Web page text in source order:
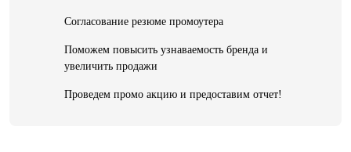
Согласование резюме промоутера
Поможем повысить узнаваемость бренда и
увеличить продажи
Проведем промо акцию и предоставим отчет!